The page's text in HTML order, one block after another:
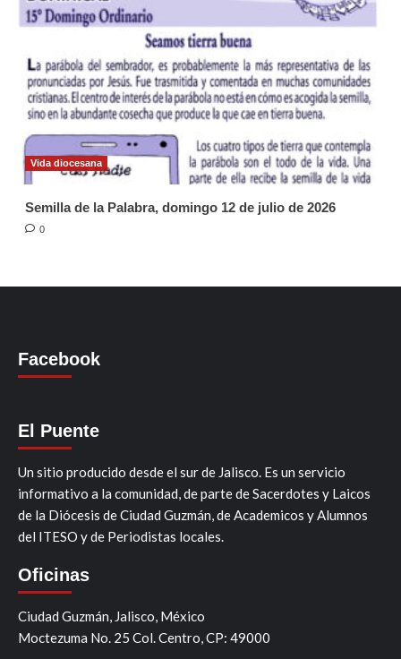
Vida diocesana
Semilla de la Palabra, domingo 12 de julio de 2026
0
Facebook
El Puente
Un sitio producido desde el sur de Jalisco. Es un servicio
informativo a la comunidad, de parte de Sacerdotes y Laicos
de la Diócesis de Ciudad Guzmán, de Academicos y Alumnos
del ITESO y de Periodistas locales.
Oficinas
Ciudad Guzmán, Jalisco, México
Moctezuma No. 25 Col. Centro, CP: 49000